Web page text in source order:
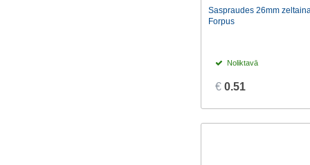
Saspraudes 26mm
Forpus
Noliktavā
€ 0.51